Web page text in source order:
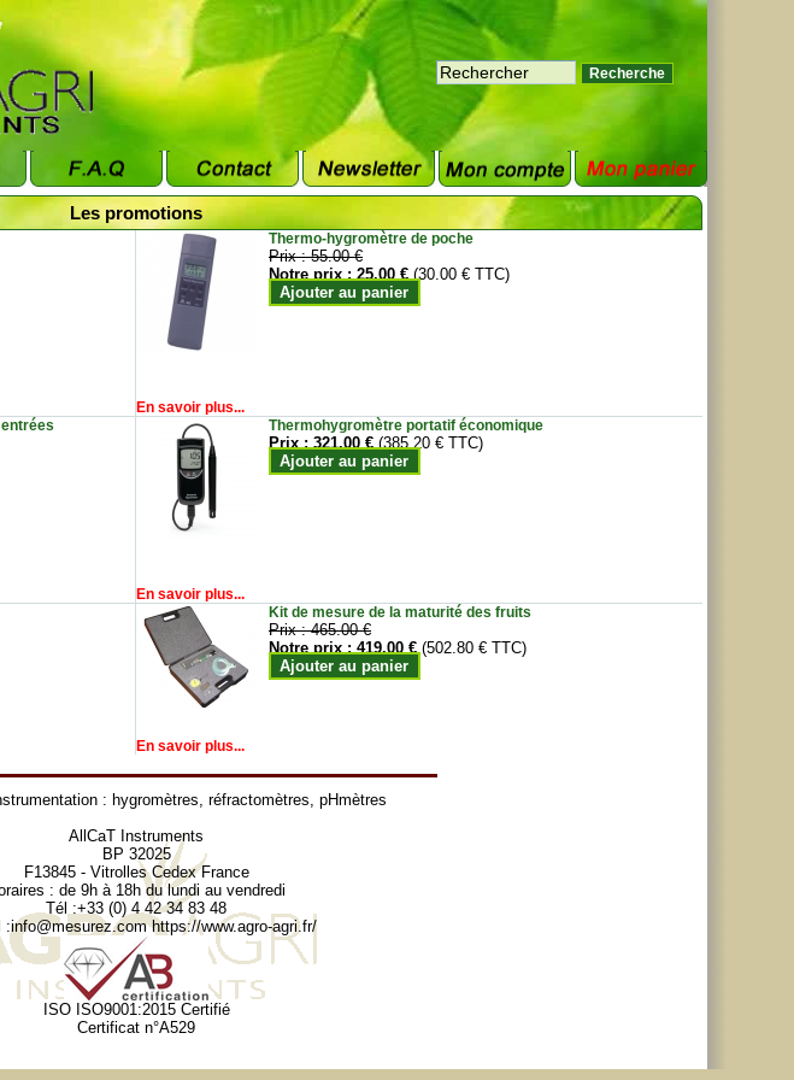
Les promotions
Thermo-hygromètre de poche
Prix :55.00 €
Notre prix :25.00 € (30.00 € TTC)
Ajouter au panier
En savoir plus...
Thermohygromètre portatif économique
Prix :321.00 € (385.20 € TTC)
Ajouter au panier
En savoir plus...
Kit de mesure de la maturité des fruits
Prix :465.00 €
Notre prix :419.00 € (502.80 € TTC)
Ajouter au panier
En savoir plus...
: hygromètres, réfractomètres, pHmètres
AllCaT Instruments
BP 32025
F13845 - Vitrolles Cedex France
: de 9h à 18h du lundi au vendredi
Tél :+33 (0) 4 42 34 83 48
:info@mesurez.com https://www.agro-agri.fr/
ISO ISO9001:2015 Certifié
Certificat n°A529